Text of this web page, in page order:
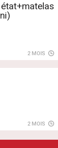
2 MOIS
2 MOIS